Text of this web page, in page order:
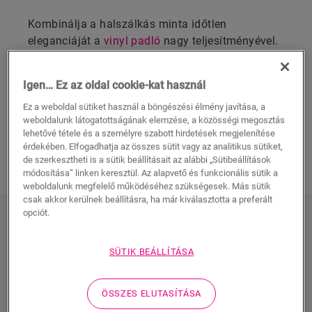
Kombinálja a halszálkás minta időtlen
eleganciáját avinyl padló nagy teljesítményével.
Válassza halszálka vinyl padlóburkolatunkat, és
emelje belső terét a következő szintre.
FEDEZZE FEL A QUICK-STEP
HALSZÁLKA VINYL PADLÓINK TELJES
VÁLASZTÉKÁT
Fedezze fel az összes halszálka
vinyl padlónkat
Igen… Ez az oldal cookie-kat használ
Ez a weboldal sütiket használ a böngészési élmény javítása, a
weboldalunk látogatottságának elemzése, a közösségi megosztás
lehetővé tétele és a személyre szabott hirdetések megjelenítése
érdekében. Elfogadhatja az összes sütit vagy az analitikus sütiket,
de szerkesztheti is a sütik beállításait az alábbi „Sütibeállítások
módosítása” linken keresztül. Az alapvető és funkcionális sütik a
weboldalunk megfelelő működéséhez szükségesek. Más sütik
csak akkor kerülnek beállításra, ha már kiválasztotta a preferált
opciót.
SÜTIK BEÁLLÍTÁSA
ÖSSZES ELUTASÍTÁSA